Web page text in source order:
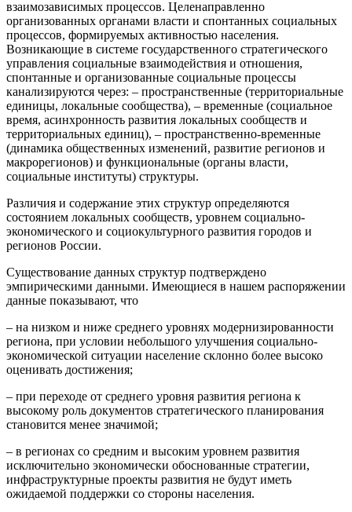
взаимозависимых процессов. Целенаправленно
организованных органами власти и спонтанных социальных
процессов, формируемых активностью населения.
Возникающие в системе государственного стратегического
управления социальные взаимодействия и отношения,
спонтанные и организованные социальные процессы
канализируются через: – пространственные (территориальные
единицы, локальные сообщества), – временные (социальное
время, асинхронность развития локальных сообществ и
территориальных единиц), – пространственно-временные
(динамика общественных изменений, развитие регионов и
макрорегионов) и функциональные (органы власти,
социальные институты) структуры.
Различия и содержание этих структур определяются
состоянием локальных сообществ, уровнем социально-
экономического и социокультурного развития городов и
регионов России.
Существование данных структур подтверждено
эмпирическими данными. Имеющиеся в нашем распоряжении
данные показывают, что
– на низком и ниже среднего уровнях модернизированности
региона, при условии небольшого улучшения социально-
экономической ситуации население склонно более высоко
оценивать достижения;
– при переходе от среднего уровня развития региона к
высокому роль документов стратегического планирования
становится менее значимой;
– в регионах со средним и высоким уровнем развития
исключительно экономически обоснованные стратегии,
инфраструктурные проекты развития не будут иметь
ожидаемой поддержки со стороны населения.